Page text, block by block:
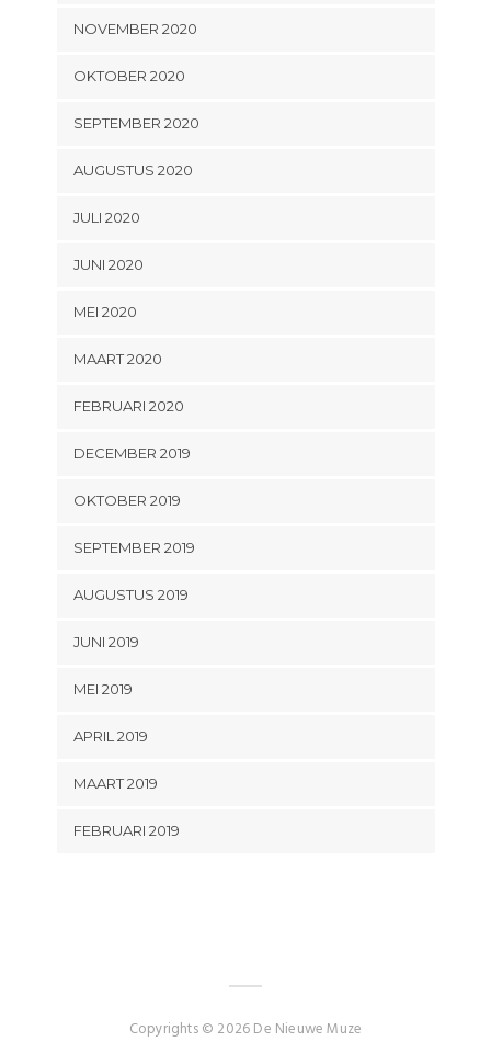
NOVEMBER 2020
OKTOBER 2020
SEPTEMBER 2020
AUGUSTUS 2020
JULI 2020
JUNI 2020
MEI 2020
MAART 2020
FEBRUARI 2020
DECEMBER 2019
OKTOBER 2019
SEPTEMBER 2019
AUGUSTUS 2019
JUNI 2019
MEI 2019
APRIL 2019
MAART 2019
FEBRUARI 2019
Copyrights © 2026 De Nieuwe Muze